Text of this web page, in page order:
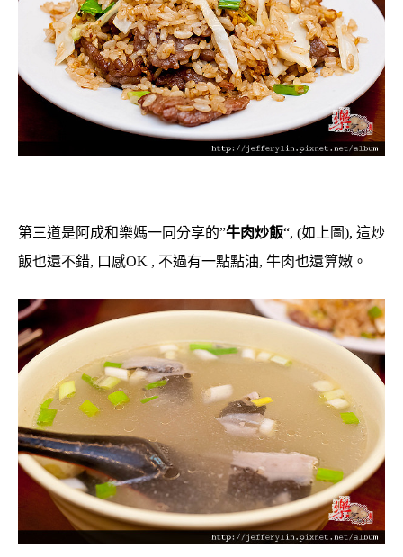
第三道是阿成和樂媽一同分享的”牛肉炒飯“, (如上圖), 這炒
飯也還不錯, 口感OK , 不過有一點點油, 牛肉也還算嫩。